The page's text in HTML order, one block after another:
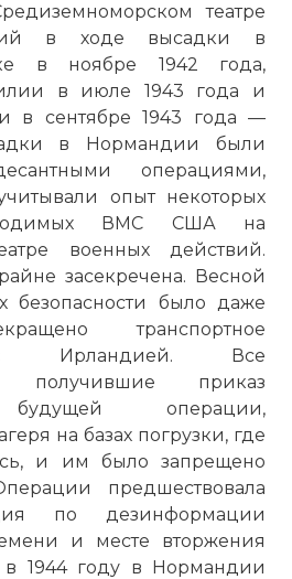
театре
в ходе высадки в
в ноябре 1942 года,
в июле 1943 года и
в сентябре 1943 года —
в Нормандии были
операциями,
опыт некоторых
ВМС США на
военных действий.
засекречена. Весной
безопасности было даже
транспортное
Ирландией. Все
получившие приказ
будущей операции,
на базах погрузки, где
и им было запрещено
предшествовала
по дезинформации
и месте вторжения
в 1944 году в Нормандии